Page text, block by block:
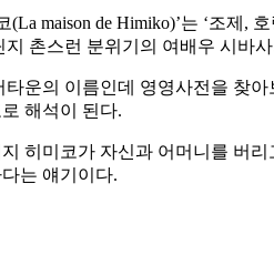
(La maison de Himiko)’는 ‘조
지 촌스런 분위기의 여배우 시바
운의 이름인데 영영사전을 찾아
해석이 된다.
히미코가 자신과 어머니를 버
는 얘기이다.